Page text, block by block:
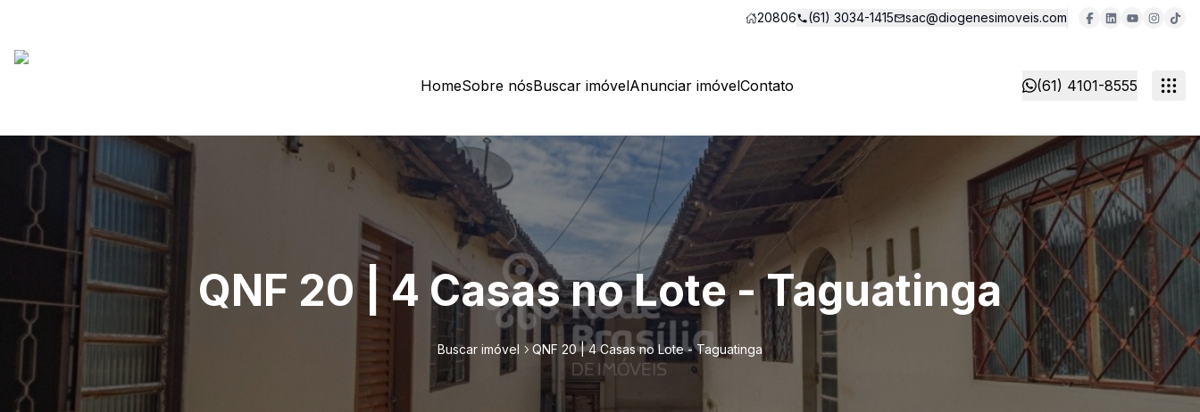
20806 (61) 3034-1415 sac@diogenesimoveis.com
HomeSobre nósBuscar imóvelAnunciar imóvelContato (61) 4101-8555
QNF 20 | 4 Casas no Lote - Taguatinga
Buscar imóvel QNF 20 | 4 Casas no Lote - Taguatinga